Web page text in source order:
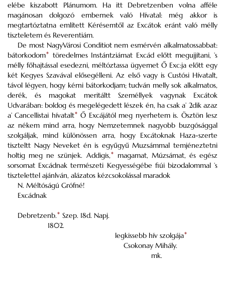
elébe kiszabott Plánumom. Ha itt Debretzenben volna afféle
magánosan dolgozó embernek való Hívatal: még akkor is
megtartóztatna említett Kérésemtől az Excátok eránt való mélly
tiszteletem és Reverentiám.
De most NagyVárosi Conditiotnem esmérvén alkalmatossabbat:
bátorkodom* töredelmes Instántziámat Excádelőtt megujjítani, ’s
mélly főhajtással esedezni, méltóztassa ügyemet Ő Exc:ja előtt egy
két Kegyes Szavával elősegélleni. Az első vagy is CustósiHívatalt,
távol légyen, hogy kérni bátorkodjam; tudván melly sok alkalmatos,
derék, és magokat meritálttSzeméllyek vagynak Excátok
Udvarában: boldog és megelégedett lészek én, ha csak a’ 2dik azaz
a’Cancellistai hívatalt* Ő Excájátólmeg nyerhetem is. Ösztön lesz
az nékem mind arra, hogy Nemzetemnek nagyobb buzgósággal
szolgáljak, mind különössen arra, hogy ExcátoknakHaza-szerte
tiszteltt Nagy Neveket én is egyűgyű Muzsámmal temjéneztetni
holtig meg ne szünjek. Addigis,* magamat, Múzsámat, és egész
sorsomat Excádnak természeti Kegyességébe fiúi bizodalommal ’s
tisztelettel ajánlván, alázatos kézcsokolással maradok
N. Méltóságú Grófné!
Excádnak
Debretzenb.* Szep. 18d. Napj.
1802.
legkissebb hív szolgája*
Csokonay Mihály.
mk.